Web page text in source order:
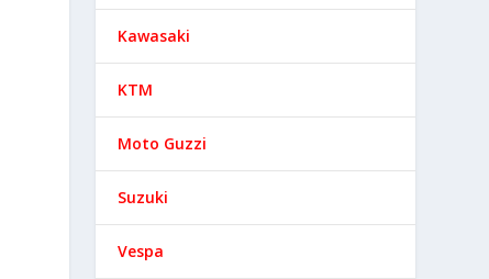
Kawasaki
KTM
Moto Guzzi
Suzuki
Vespa